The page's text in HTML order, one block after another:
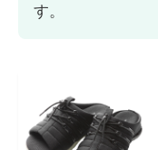
す。